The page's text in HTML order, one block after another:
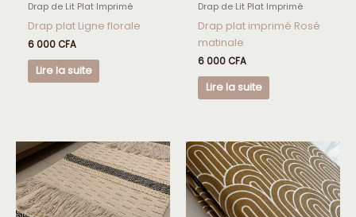
Drap de Lit Plat Imprimé
Drap plat Ligne florale
6 000 CFA
Lire la suite
Drap de Lit Plat Imprimé
Drap plat imprimé Rosé
matinale
6 000 CFA
Lire la suite